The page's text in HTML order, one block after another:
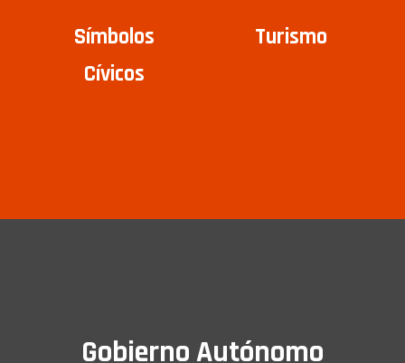
Símbolos
Cívicos
Turismo
Gobierno Autónomo